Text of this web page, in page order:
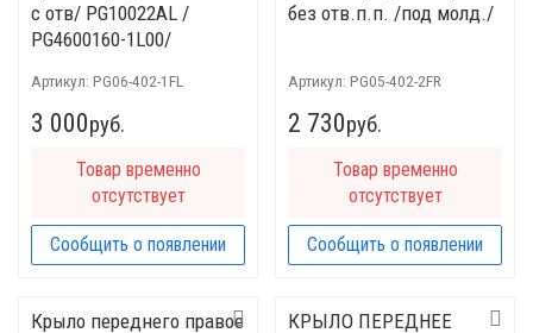
с отв/ PG10022AL /
PG4600160-1L00/
Артикул: PG06-402-1FL
3 000руб.
Товар временно
отсутствует
Сообщить о появлении
без отв.п.п. /под молд./
Артикул: PG05-402-2FR
2 730руб.
Товар временно
отсутствует
Сообщить о появлении
Крыло переднего правое
КРЫЛО ПЕРЕДНЕЕ